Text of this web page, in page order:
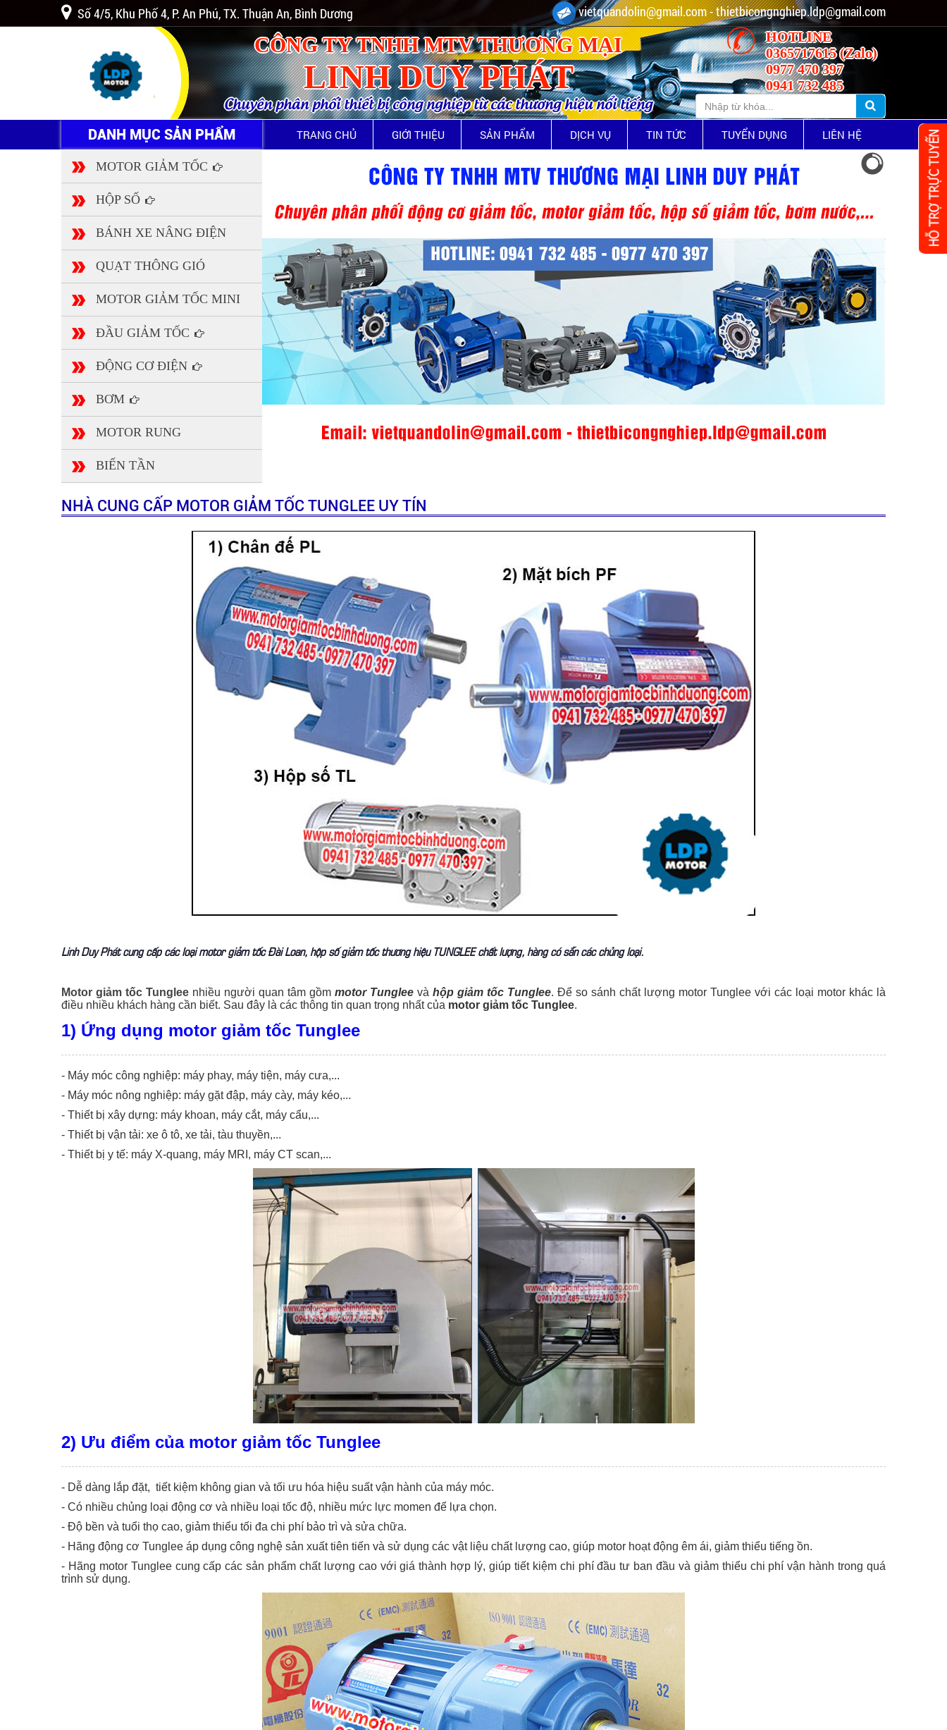
Số 4/5, Khu Phố 4, P. An Phú, TX. Thuận An, Bình Dương vietquandolin@gmail.com - thietbicongnghiep.ldp@gmail.com
CÔNG TY TNHH MTV THƯƠNG MẠI
LINH DUY PHÁT
Chuyên phân phối thiết bị công nghiệp từ các thương hiệu nổi tiếng
HOTLINE
0365717615 (Zalo)
0977 470 397
0941 732 485
DANH MỤC SẢN PHẨM TRANG CHỦ GIỚI THIỆU SẢN PHẨM DỊCH VỤ TIN TỨC TUYỂN DỤNG LIÊN HỆ
MOTOR GIẢM TỐC
HỘP SỐ
BÁNH XE NÂNG ĐIỆN
QUẠT THÔNG GIÓ
MOTOR GIẢM TỐC MINI
ĐẦU GIẢM TỐC
ĐỘNG CƠ ĐIỆN
BƠM
MOTOR RUNG
BIẾN TẦN
NHÀ CUNG CẤP MOTOR GIẢM TỐC TUNGLEE UY TÍN
Linh Duy Phát cung cấp các loại motor giảm tốc Đài Loan, hộp số giảm tốc thương hiệu TUNGLEE chất lượng, hàng có sẵn các chủng loại.
Motor giảm tốc Tunglee nhiều người quan tâm gồm motor Tunglee và hộp giảm tốc Tunglee. Để so sánh chất lượng motor Tunglee với các loại motor khác là
điều nhiều khách hàng cần biết. Sau đây là các thông tin quan trọng nhất của motor giảm tốc Tunglee.
1) Ứng dụng motor giảm tốc Tunglee
- Máy móc công nghiệp: máy phay, máy tiện, máy cưa,...
- Máy móc nông nghiệp: máy gặt đập, máy cày, máy kéo,...
- Thiết bị xây dựng: máy khoan, máy cắt, máy cẩu,...
- Thiết bị vận tải: xe ô tô, xe tải, tàu thuyền,...
- Thiết bị y tế: máy X-quang, máy MRI, máy CT scan,...
2) Ưu điểm của motor giảm tốc Tunglee
- Dễ dàng lắp đặt, tiết kiệm không gian và tối ưu hóa hiệu suất vận hành của máy móc.
- Có nhiều chủng loại động cơ và nhiều loại tốc độ, nhiều mức lực momen để lựa chọn.
- Độ bền và tuổi thọ cao, giảm thiểu tối đa chi phí bảo trì và sửa chữa.
- Hãng động cơ Tunglee áp dụng công nghệ sản xuất tiên tiến và sử dụng các vật liệu chất lượng cao, giúp motor hoạt động êm ái, giảm thiểu tiếng ồn.
- Hãng motor Tunglee cung cấp các sản phẩm chất lượng cao với giá thành hợp lý, giúp tiết kiệm chi phí đầu tư ban đầu và giảm thiểu chi phí vận hành trong quá
trình sử dụng.